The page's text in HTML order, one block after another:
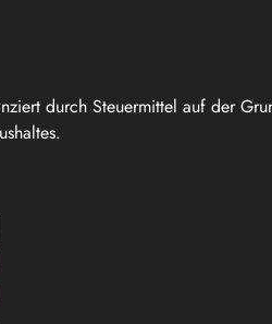
durch Steuermittel auf der